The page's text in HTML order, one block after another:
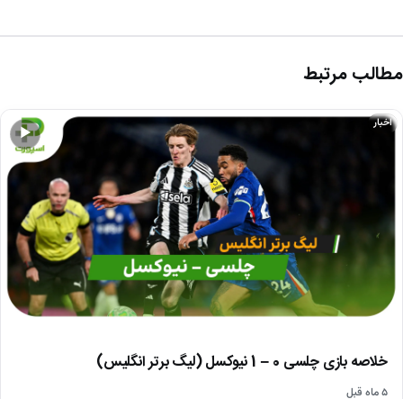
مطالب مرتبط
▶
اخبار
خلاصه بازی چلسی 0 – 1 نیوکسل (لیگ برتر انگلیس)
۵ ماه قبل